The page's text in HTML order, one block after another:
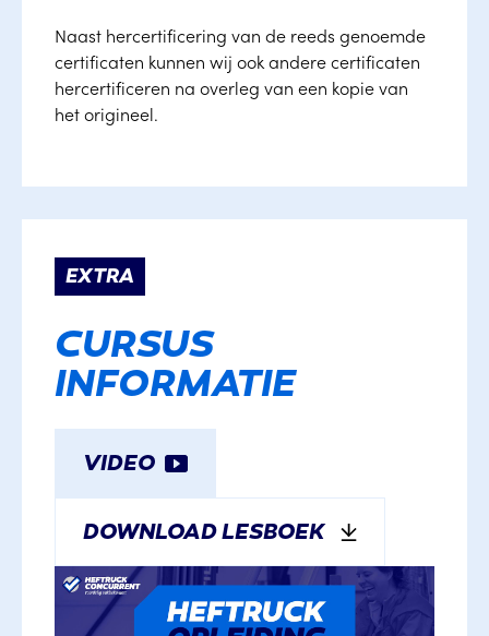
Naast hercertificering van de reeds genoemde
certificaten kunnen wij ook andere certificaten
hercertificeren na overleg van een kopie van
het origineel.
EXTRA
CURSUS
INFORMATIE
VIDEO
DOWNLOAD LESBOEK